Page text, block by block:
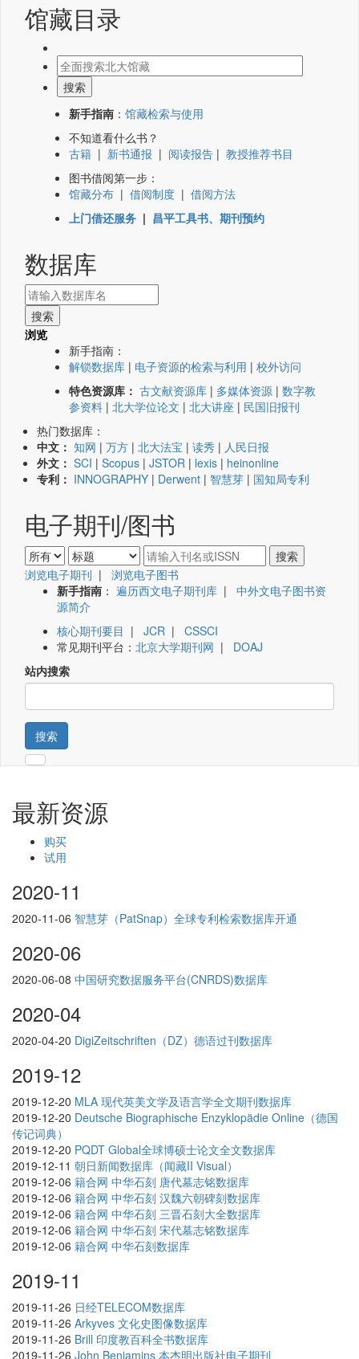
馆藏目录
新手指南 ： 馆藏检索与使用
不知道看什么书？
古籍 | 新书通报 | 阅读报告 | 教授推荐书目
图书借阅第一步：
馆藏分布 | 借阅制度 | 借阅方法
上门借还服务 | 昌平工具书、期刊预约
数据库
浏览
新手指南：
解锁数据库 | 电子资源的检索与利用 | 校外访问
特色资源库： 古文献资源库 | 多媒体资源 | 数字教
参资料 | 北大学位论文 | 北大讲座 | 民国旧报刊
热门数据库：
中文： 知网 | 万方 | 北大法宝 | 读秀 | 人民日报
外文： SCI | Scopus | JSTOR | lexis | heinonline
专利： INNOGRAPHY | Derwent | 智慧芽 | 国知局专利
电子期刊/图书
浏览电子期刊 | 浏览电子图书
新手指南 ： 遍历西文电子期刊库 | 中外文电子图书资
源简介
核心期刊要目 | JCR | CSSCI
常见期刊平台： 北京大学期刊网 | DOAJ
站内搜索
搜索
最新资源
购买
试用
2020-11
2020-11-06 智慧芽（PatSnap）全球专利检索数据库开通
2020-06
2020-06-08 中国研究数据服务平台(CNRDS)数据库
2020-04
2020-04-20 DigiZeitschriften（DZ）德语过刊数据库
2019-12
2019-12-20 MLA 现代英美文学及语言学全文期刊数据库
2019-12-20 Deutsche Biographische Enzyklopädie Online（德国
传记词典）
2019-12-20 PQDT Global全球博硕士论文全文数据库
2019-12-11 朝日新闻数据库（闻藏II Visual）
2019-12-06 籍合网 中华石刻 唐代墓志铭数据库
2019-12-06 籍合网 中华石刻 汉魏六朝碑刻数据库
2019-12-06 籍合网 中华石刻 三晋石刻大全数据库
2019-12-06 籍合网 中华石刻 宋代墓志铭数据库
2019-12-06 籍合网 中华石刻数据库
2019-11
2019-11-26 日经TELECOM数据库
2019-11-26 Arkyves 文化史图像数据库
2019-11-26 Brill 印度教百科全书数据库
2019-11-26 John Benjamins 本杰明出版社电子期刊